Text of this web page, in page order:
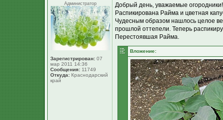
Администратор
Зарегистрирован: 07
мар 2011 14:36
Сообщения: 11749
Откуда: Краснодарский
край
Добрый день, уважаемые огородники!
Распикирована Райма и цветная
Чудесным образом нашлось целое
прошлой оттепели. Теперь
Перестоявшая Райма.
Вложение: